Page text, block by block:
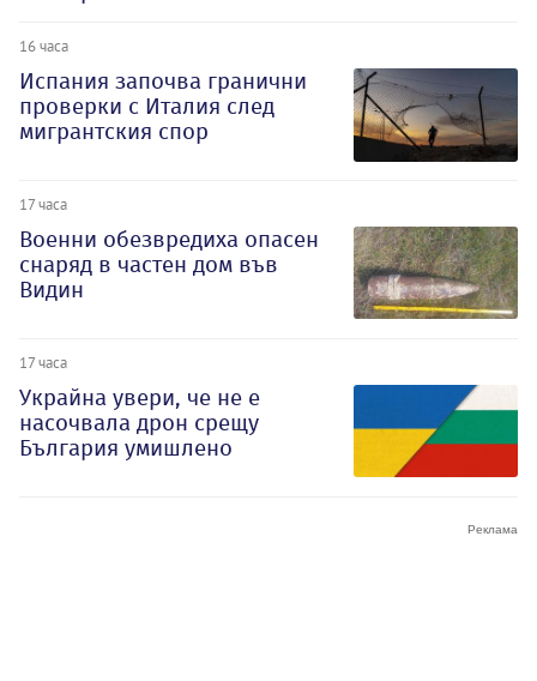
16 часа
Испания започва гранични
проверки с Италия след
мигрантския спор
17 часа
Военни обезвредиха опасен
снаряд в частен дом във
Видин
17 часа
Украйна увери, че не е
насочвала дрон срещу
България умишлено